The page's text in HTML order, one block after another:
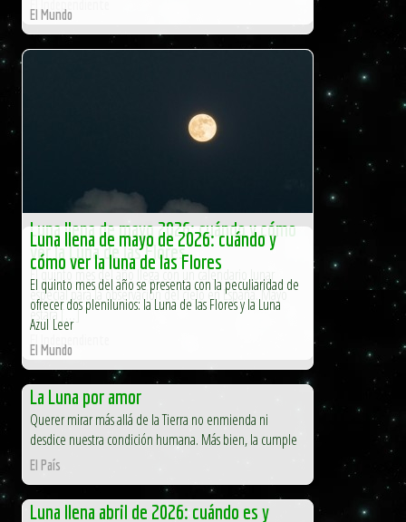
El Mundo
Luna llena de mayo 2026: cuándo y cómo
ver la Luna de las Flores
El quinto mes del año llega con un calendario lunar
especial para la observación del cielo en España. Mayo
estará […]
Luna llena de mayo de 2026: cuándo y
cómo ver la luna de las Flores
El quinto mes del año se presenta con la peculiaridad de
ofrecer dos plenilunios: la Luna de las Flores y la Luna
Azul Leer
El Mundo
La Luna por amor
Querer mirar más allá de la Tierra no enmienda ni
desdice nuestra condición humana. Más bien, la cumple
El País
Luna llena abril de 2026: cuándo es y